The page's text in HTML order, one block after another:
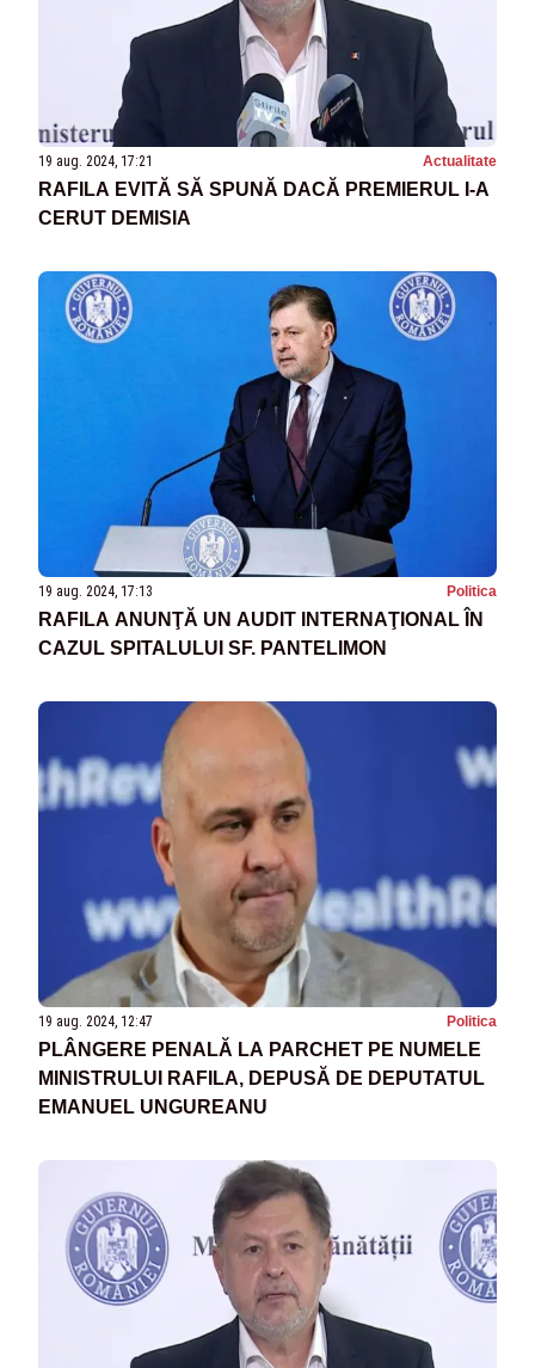
19 aug. 2024, 17:21 Actualitate
RAFILA EVITĂ SĂ SPUNĂ DACĂ PREMIERUL I-A
CERUT DEMISIA
19 aug. 2024, 17:13 Politica
RAFILA ANUNŢĂ UN AUDIT INTERNAŢIONAL ÎN
CAZUL SPITALULUI SF. PANTELIMON
19 aug. 2024, 12:47 Politica
PLÂNGERE PENALĂ LA PARCHET PE NUMELE
MINISTRULUI RAFILA, DEPUSĂ DE DEPUTATUL
EMANUEL UNGUREANU